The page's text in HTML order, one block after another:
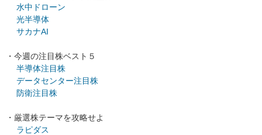
水中ドローン
光半導体
サカナAI
・今週の注目株ベスト５
半導体注目株
データセンター注目株
防衛注目株
・厳選株テーマを攻略せよ
ラピダス